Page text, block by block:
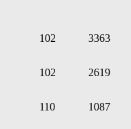
102 3363
102 2619
110 1087